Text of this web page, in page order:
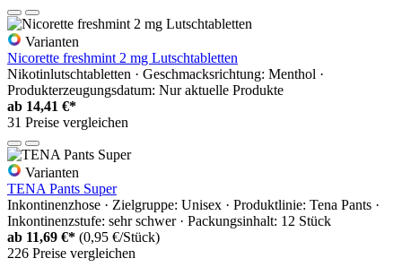
Varianten
Nicorette freshmint 2 mg Lutschtabletten
Nikotinlutschtabletten · Geschmacksrichtung: Menthol ·
Produkterzeugungsdatum: Nur aktuelle Produkte
ab 14,41 €*
31 Preise vergleichen
Varianten
TENA Pants Super
Inkontinenzhose · Zielgruppe: Unisex · Produktlinie: Tena Pants ·
Inkontinenzstufe: sehr schwer · Packungsinhalt: 12 Stück
ab 11,69 €* (0,95 €/Stück)
226 Preise vergleichen